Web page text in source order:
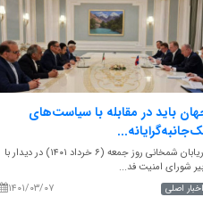
باید در مقابله با سیاست‌های
دریابان شمخانی روز جمعه (۶ خرداد ۱۴۰۱) در دیدار با
شورای امنیت فد...
۱۴۰۱/۰۳/۰۷
اخبار اصلی